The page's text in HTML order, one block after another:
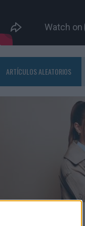
ARTÍCULOS ALEATORIOS